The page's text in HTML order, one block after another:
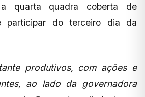
quarta quadra coberta de
participar do terceiro dia da
produtivos, com ações e
ao lado da governadora